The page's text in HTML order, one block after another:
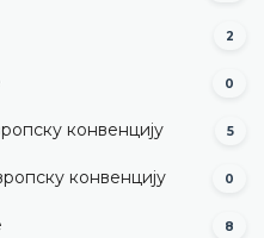
2
0
конвенцију 5
конвенцију 0
8